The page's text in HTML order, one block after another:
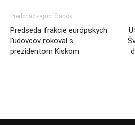
Predchádzajúci článok
Predseda frakcie európskych
ľudovcov rokoval s
prezidentom Kiskom